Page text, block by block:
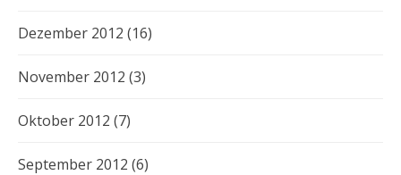
Dezember 2012 (16)
November 2012 (3)
Oktober 2012 (7)
September 2012 (6)